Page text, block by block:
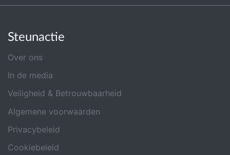
Steunactie
Over ons
In de media
Veiligheid & Betrouwbaarheid
Algemene voorwaarden
Privacybeleid
Cookiebeleid